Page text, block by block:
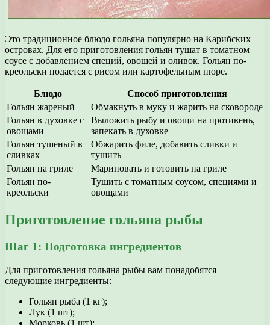
Это традиционное блюдо гольяна популярно на Карибских
островах. Для его приготовления гольян тушат в томатном
соусе с добавлением специй, овощей и оливок. Гольян по-
креольски подается с рисом или картофельным пюре.
Блюдо
Способ приготовления
Гольян жареный
Обмакнуть в муку и жарить на сковороде
Гольян в духовке с
овощами
Выложить рыбу и овощи на противень,
запекать в духовке
Гольян тушеный в
сливках
Обжарить филе, добавить сливки и
тушить
Гольян на гриле
Мариновать и готовить на гриле
Гольян по-
креольски
Тушить с томатным соусом, специями и
овощами
Приготовление гольяна рыбы
Шаг 1: Подготовка ингредиентов
Для приготовления гольяна рыбы вам понадобятся
следующие ингредиенты:
Гольян рыба (1 кг);
Лук (1 шт);
Морковь (1 шт);